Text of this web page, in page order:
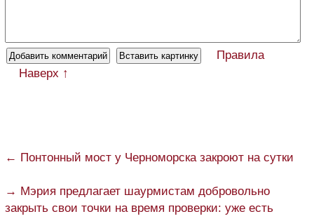
Правила
Наверх ↑
← Понтонный мост у Черноморска закроют на сутки
→ Мэрия предлагает шаурмистам добровольно
закрыть свои точки на время проверки: уже есть